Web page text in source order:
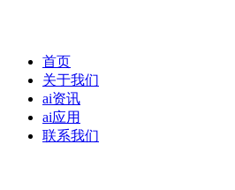
首页
关于我们
ai资讯
ai应用
联系我们